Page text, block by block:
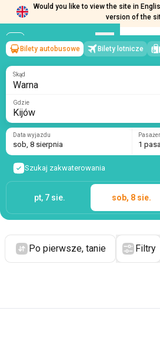
Would you like to view the site in
version of the
Warna→Kijów
sob, 8 sierpnia/1 pasażer
Bilety autobusowe Bilety lotnicze
Skąd
Gdzie
Data wyjazdu
sob, 8 sierpnia 1
Szukaj zakwaterowania
pt, 7 sie. sob, 8 sie.
Po pierwsze, tanie Filtry